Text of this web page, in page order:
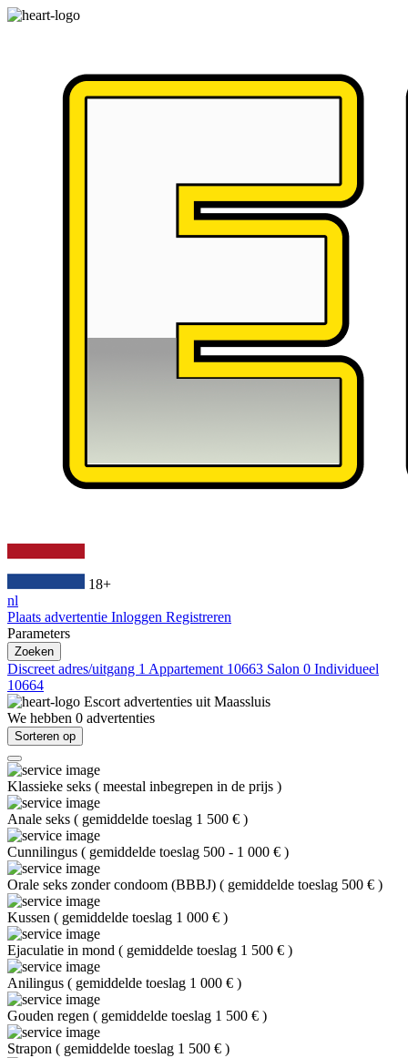
18+
nl
Plaats advertentie Inloggen Registreren
Parameters
Zoeken
Discreet adres/uitgang 1 Appartement 10663 Salon 0 Individueel
10664
Escort advertenties uit Maassluis
We hebben 0 advertenties
Sorteren op
Klassieke seks ( meestal inbegrepen in de prijs )
Anale seks ( gemiddelde toeslag 1 500 € )
Cunnilingus ( gemiddelde toeslag 500 - 1 000 € )
Orale seks zonder condoom (BBBJ) ( gemiddelde toeslag 500 € )
Kussen ( gemiddelde toeslag 1 000 € )
Ejaculatie in mond ( gemiddelde toeslag 1 500 € )
Anilingus ( gemiddelde toeslag 1 000 € )
Gouden regen ( gemiddelde toeslag 1 500 € )
Strapon ( gemiddelde toeslag 1 500 € )